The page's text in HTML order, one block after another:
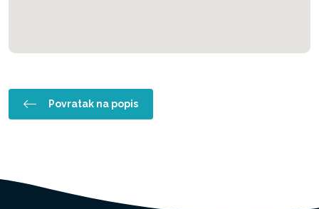
Povratak na popis